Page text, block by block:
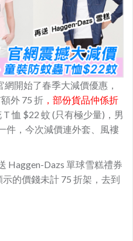
開始了春季大減價優惠，
外 75 折 ，部份貨品仲係折
T 恤 $22 蚊 (只有極少量)，男
件，今次減價連外套、風褸
Haggen-Dazs 單球雪糕禮券
示的價錢未計 75 折架，去到